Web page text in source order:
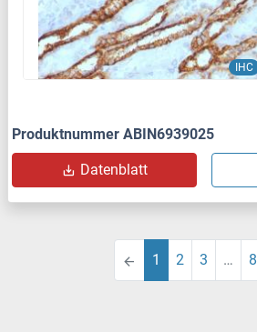
IHC
Produktnummer ABIN6939025
Datenblatt
1 2 3 … 8